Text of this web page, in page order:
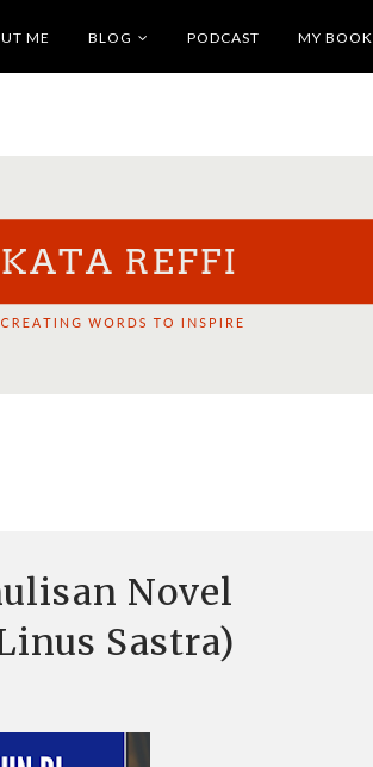
ME BLOG PODCAST MY BOOK
Novel
Sastra)